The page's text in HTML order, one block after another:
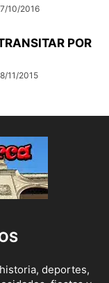
10/2016
POR
11/2015
deportes,